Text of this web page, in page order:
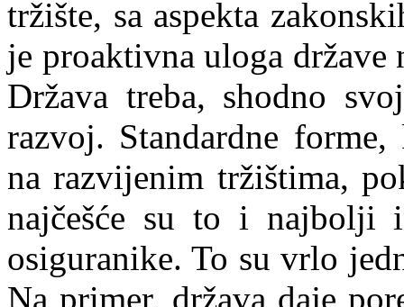
tržište, sa aspekta
je proaktivna uloga države
Država treba, shodno
razvoj. Standardne
na razvijenim tržištima,
najčešće su to i najbolji
osiguranike. To su vrlo
Na primer, država daje